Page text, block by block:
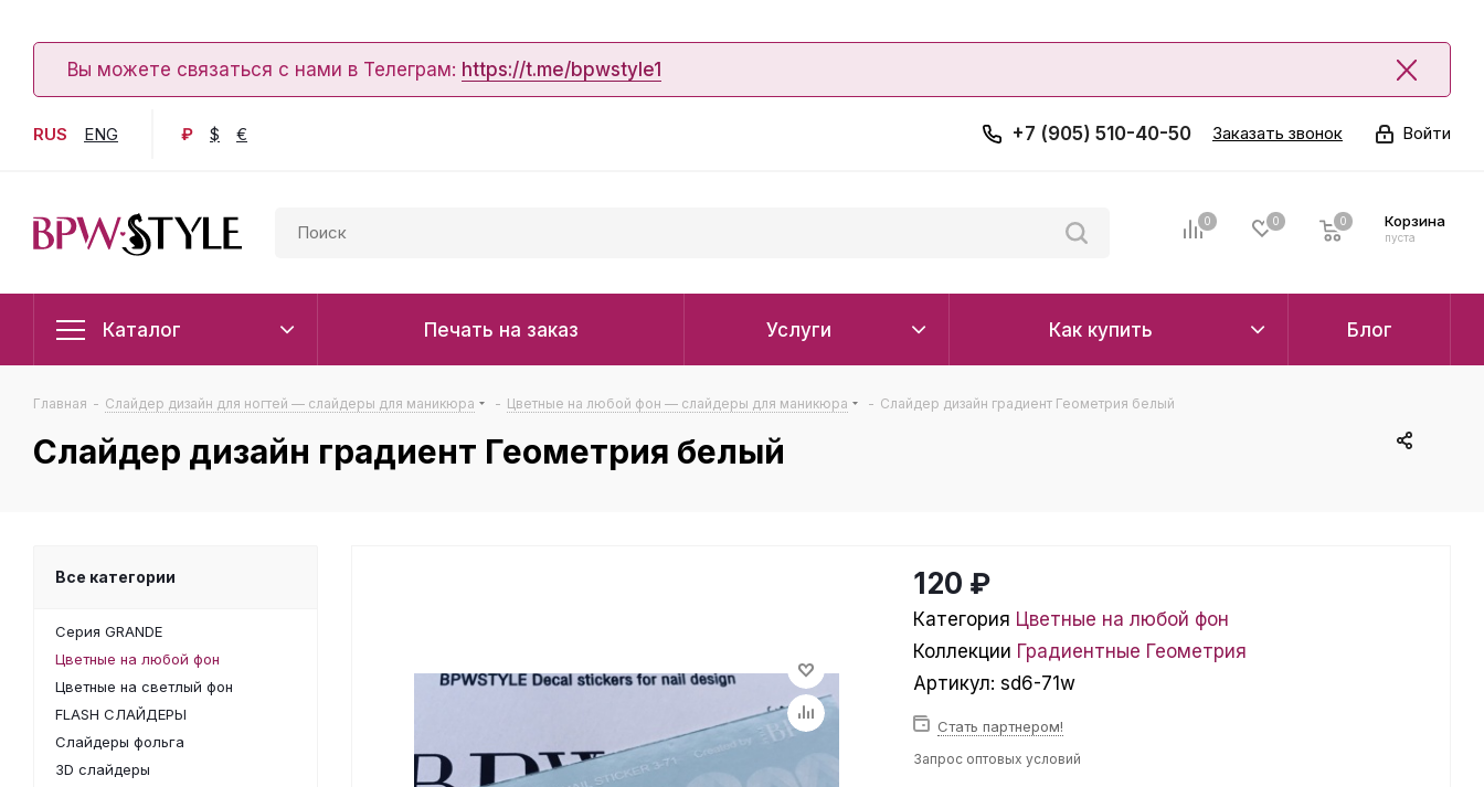
Вы можете связаться с нами в Телеграм: https://t.me/bpwstyle1
RUS ENG ₽ $ € Войти
+7 (905) 510-40-50 Заказать звонок
0 0 Корзина
0
пуста
0
Каталог Печать на заказ Услуги Как купить Блог
Главная - Слайдер дизайн для ногтей — слайдеры для маникюра - Цветные на любой фон — слайдеры для маникюра - Слайдер дизайн градиент Геометрия белый
Слайдер дизайн градиент Геометрия белый
120 ₽
Категория Цветные на любой фон
Коллекции Градиентные Геометрия
Артикул: sd6-71w
Стать партнером!
Запрос оптовых условий
Все категории
Серия GRANDE
Цветные на любой фон
Цветные на светлый фон
FLASH СЛАЙДЕРЫ
Слайдеры фольга
3D слайдеры